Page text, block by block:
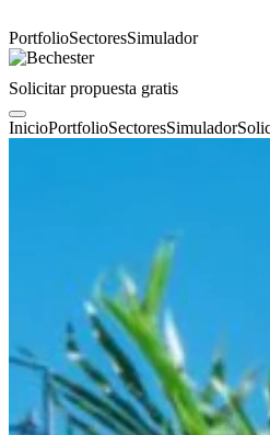
PortfolioSectoresSimulador
Solicitar propuesta gratis
InicioPortfolioSectoresSimulador